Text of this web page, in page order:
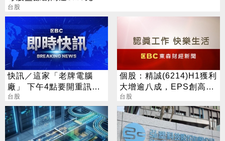
台股
快訊／這家「老牌電腦
廠」 下午4點要開重訊記
者會
台股
個股：精誠(6214)H1獲利
大增逾八成，EPS創高達
6.15元，H2強攻AI與全球
IT服務
台股